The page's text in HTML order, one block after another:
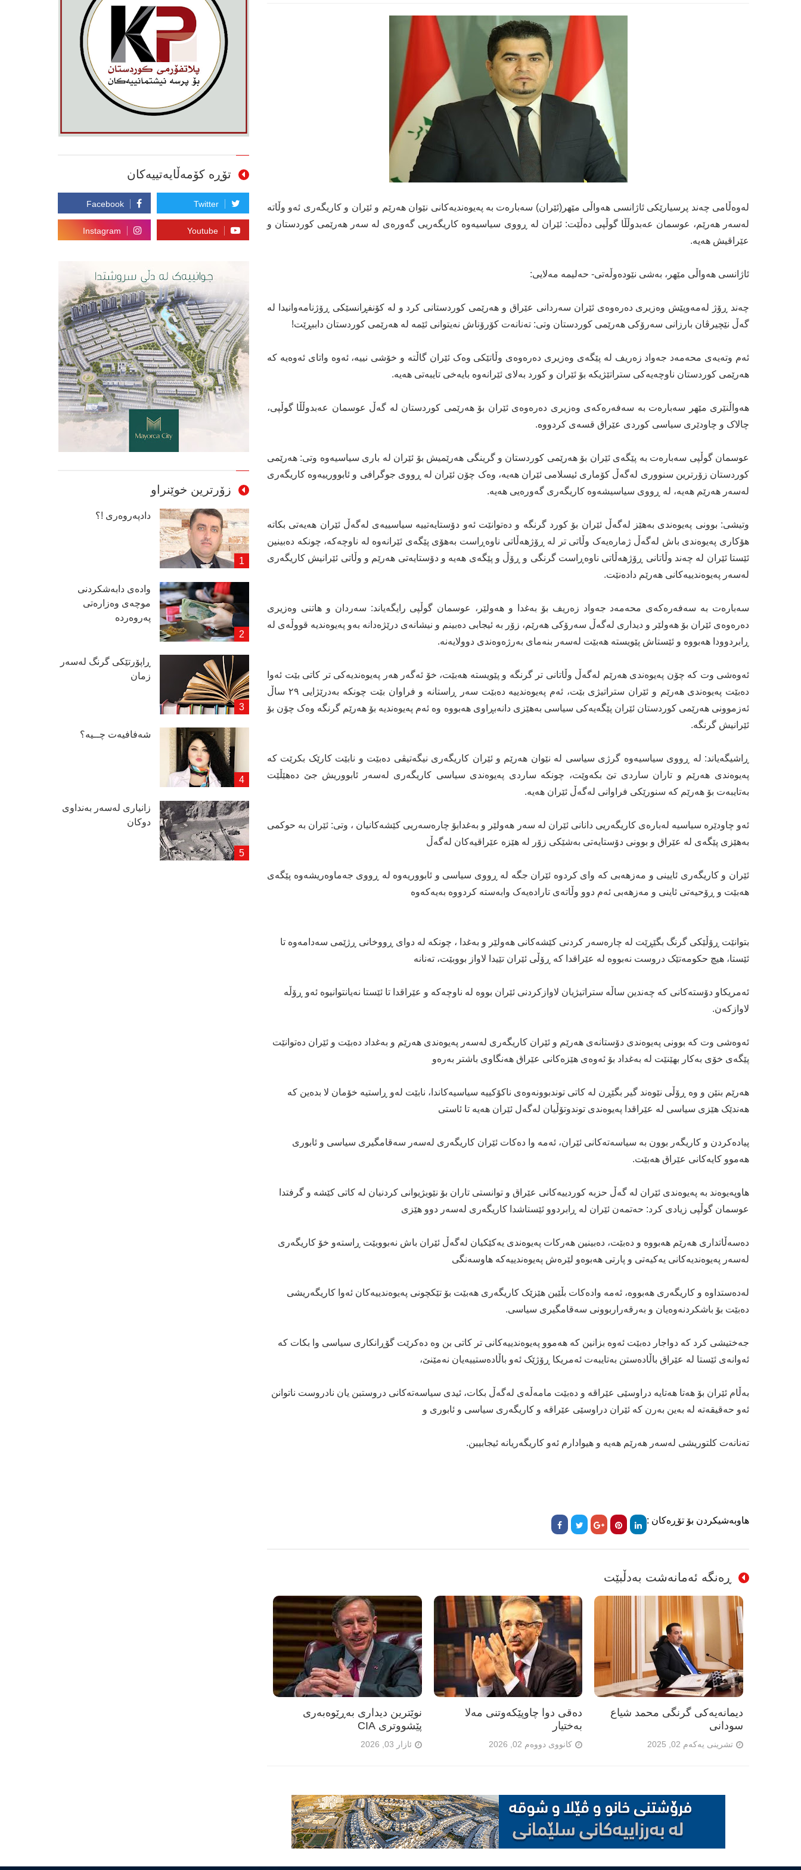
لەوەڵامی چەند پرسیارێكی ئاژانسی هەواڵی مێهر(ئێران) سەبارەت بە پەیوەندیەكانی نێوان هەرێم و ئێران و كاریگەری ئەو وڵاتە
لەسەر هەرێم، عوسمان عەبدوڵڵا گوڵپی دەڵێت: ئێران لە ڕووی سیاسیەوە کاریگەریی گەورەی لە سەر هەرێمی کوردستان و
عێراقیش هەیە.
ئاژانسی هەواڵی مێهر، بەشی نێودەوڵەتی- حەلیمە مەلایی:
چەند ڕۆژ لەمەوپێش وەزیری دەرەوەی ئێران سەردانی عێراق و هەرێمی کوردستانی کرد و لە کۆنفڕانسێکی ڕۆژنامەوانیدا لە
گەڵ نێچیرڤان بارزانی سەرۆکی هەرێمی کوردستان وتی: تەنانەت کۆرۆناش نەیتوانی ئێمە لە هەرێمی کوردستان داببڕێت!
ئەم وتەیەی محەمەد جەواد زەریف لە پێگەی وەزیری دەرەوەی وڵاتێکی وەک ئێران گاڵتە و خۆشی نییە، ئەوە واتای ئەوەیە کە
هەرێمی کوردستان ناوچەیەکی ستراتێژیکە بۆ ئێران و کورد بەلای ئێرانەوە بایەخی تایبەتی هەیە.
هەواڵنێری مێهر سەبارەت بە سەفەرەکەی وەزیری دەرەوەی ئێران بۆ هەرێمی کوردستان لە گەڵ عوسمان عەبدوڵڵا گوڵپی،
چالاک و چاودێری سیاسی کوردی عێراق قسەی کردووە.
عوسمان گوڵپی سەبارەت بە پێگەی ئێران بۆ هەرێمی کوردستان و گرینگی هەرێمیش بۆ ئێران لە باری سیاسیەوە وتی: هەرێمی
کوردستان زۆرترین سنووری لەگەڵ کۆماری ئیسلامی ئێران هەیە، وەک چۆن ئێران لە ڕووی جوگرافی و ئابوورییەوە کاریگەری
لەسەر هەرێم هەیە، لە ڕووی سیاسیشەوە کاریگەری گەورەیی هەیە.
وتیشی: بوونی پەیوەندی بەهێز لەگەڵ ئێران بۆ کورد گرنگە و دەتوانێت ئەو دۆستایەتییە سیاسییەی لەگەڵ ئێران هەیەتی بکاتە
هۆکاری پەیوەندی باش لەگەڵ ژمارەیەک وڵاتی تر لە ڕۆژهەڵاتی ناوەڕاست بەهۆی پێگەی ئێرانەوە لە ناوچەکە، چونکە دەبینین
ئێستا ئێران لە چەند وڵاتانی ڕۆژهەڵاتی ناوەڕاست گرنگی و ڕۆڵ و پێگەی هەیە و دۆستایەتی هەرێم و وڵاتی ئێرانیش کاریگەری
لەسەر پەیوەندییەکانی هەرێم دادەنێت.
سەبارەت بە سەفەرەکەی محەمەد جەواد زەریف بۆ بەغدا و هەولێر، عوسمان گوڵپی رایگەیاند: سەردان و هاتنی وەزیری
دەرەوەی ئێران بۆ هەولێر و دیداری لەگەڵ سەرۆکی هەرێم، زۆر بە ئیجابی دەبینم و نیشانەی درێژەدانە بەو پەیوەندیە قووڵەی لە
ڕابردوودا هەبووە و ئێستاش پێویستە هەبێت لەسەر بنەمای بەرژەوەندی دوولایەنە.
ئەوەشی وت کە چۆن پەیوەندی هەرێم لەگەڵ وڵاتانی تر گرنگە و پێویستە هەبێت، خۆ ئەگەر هەر پەیوەندیەکی تر کاتی بێت ئەوا
دەبێت پەیوەندی هەرێم و ئێران ستراتیژی بێت، ئەم پەیوەندییە دەبێت سەر ڕاستانە و فراوان بێت چونکە بەدرێژایی ٢٩ ساڵ
ئەزموونی هەرێمی کوردستان ئێران پێگەیەکی سیاسی بەهێزی دانەبڕاوی هەبووە وە ئەم پەیوەندیە بۆ هەرێم گرنگە وەک چۆن بۆ
ئێرانیش گرنگە.
ڕاشیگەیاند: لە ڕووی سیاسیەوە گرژی سیاسی لە نێوان هەرێم و ئێران کاریگەری نیگەتیڤی دەبێت و نابێت کارێک بکرێت کە
پەیوەندی هەرێم و تاران ساردی تێ بکەوێت، چونکە ساردی پەیوەندی سیاسی کاریگەری لەسەر ئابووریش جێ دەهێڵێت
بەتایبەت بۆ هەرێم کە سنورێکی فراوانی لەگەڵ ئێران هەیە.
ئەو چاودێرە سیاسیە لەبارەی کاریگەریی دانانی ئێران لە سەر هەولێر و بەغدابۆ چارەسەریی کێشەکانیان ، وتی: ئێران بە حوکمی
بەهێزی پێگەی لە عێراق و بوونی دۆستایەتی بەشێکی زۆر لە هێزە عێراقیەکان لەگەڵ
ئێران و کاریگەری ئایینی و مەزهەبی کە وای کردوە ئێران جگە لە ڕووی سیاسی و ئابووریەوە لە ڕووی جەماوەریشەوە پێگەی
هەبێت و ڕۆحیەتی ئاینی و مەزهەبی ئەم دوو وڵاتەی تارادەیەک وابەستە کردووە بەیەکەوە
بتوانێت ڕۆڵێکی گرنگ بگێڕێت لە چارەسەر کردنی کێشەکانی هەولێر و بەغدا ، چونکە لە دوای ڕووخانی ڕژێمی سەدامەوە تا
ئێستا، هیچ حکومەتێک دروست نەبووە لە عێراقدا کە ڕۆڵی ئێران تێیدا لاواز بووبێت، تەنانە
ئەمریکاو دۆستەکانی کە چەندین ساڵە ستراتیژیان لاوازکردنی ئێران بووە لە ناوچەکە و عێراقدا تا ئێستا نەیانتوانیوە ئەو ڕۆڵە
لاوازکەن.
ئەوەشی وت کە بوونی پەیوەندی دۆستانەی هەرێم و ئێران کاریگەری لەسەر پەیوەندی هەرێم و بەغداد دەبێت و ئێران دەتوانێت
پێگەی خۆی بەکار بهێنێت لە بەغداد بۆ ئەوەی هێزەکانی عێراق هەنگاوی باشتر بەرەو
هەرێم بنێن و وە ڕۆڵی نێوەند گیر بگێڕن لە کاتی توندبوونەوەی ناکۆکییە سیاسیەکاندا، نابێت لەو ڕاستیە خۆمان لا بدەین کە
هەندێک هێزی سیاسی لە عێراقدا پەیوەندی توندوتۆڵیان لەگەل ئێران هەیە تا ئاستی
پیادەکردن و کاریگەر بوون بە سیاسەتەکانی ئێران، ئەمە وا دەکات ئێران کاریگەری لەسەر سەقامگیری سیاسی و ئابوری
هەموو کایەکانی عێراق هەبێت.
هاوپەیوەند بە پەیوەندی ئێران لە گەڵ حزبە کوردییەکانی عێراق و توانستی تاران بۆ نێوبژیوانی کردنیان لە کاتی کێشە و گرفتدا
عوسمان گوڵپی زیادی کرد: حەتمەن ئێران لە ڕابردوو ئێستاشدا کاریگەری لەسەر دوو هێزی
دەسەڵاتداری هەرێم هەبووە و دەبێت، دەبینین هەرکات پەیوەندی یەکێکیان لەگەڵ ئێران باش نەبووبێت ڕاستەو خۆ کاریگەری
لەسەر پەیوەندیەکانی یەکیەتی و پارتی هەبوەو لێرەش پەیوەندییەکە هاوسەنگی
لەدەستداوە و کاریگەری هەبووە، ئەمە وادەکات بڵێین هێزێک کاریگەری هەبێت بۆ تێکچونی پەیوەندییەکان ئەوا کاریگەریشی
دەبێت بۆ باشکردنەوەیان و بەرقەراربوونی سەقامگیری سیاسی.
جەختیشی کرد کە دواجار دەبێت ئەوە بزانین کە هەموو پەیوەندییەکانی تر کاتی بن وە دەکرێت گۆڕانکاری سیاسی وا بکات کە
ئەوانەی ئێستا لە عێراق باڵادەستن بەتایبەت ئەمریکا ڕۆژێک ئەو باڵادەستییەیان نەمێنێ،
بەڵام ئێران بۆ هەتا هەتایە دراوسێی عێراقە و دەبێت مامەڵەی لەگەڵ بکات، ئیدی سیاسەتەکانی دروستبن یان نادروست ناتوانن
ئەو حەقیقەتە لە بەین بەرن کە ئێران دراوسێی عێراقە و کاریگەری سیاسی و ئابوری و
تەنانەت کلتوریشی لەسەر هەرێم هەیە و هیوادارم ئەو کاریگەریانە ئیجابیبن.
هاوبەشیکردن بۆ تۆڕەکان :
ڕەنگە ئەمانەشت بەدڵبێت
نوێترین دیداری بەڕێوەبەری
پێشووتری CIA
ئازار 03, 2026
دەقی دوا چاوپێکەوتنی مەلا
بەختیار
کانووی دووەم 02, 2026
دیمانەیەکی گرنگی محمد شیاع
سودانی
تشرینی یەکەم 02, 2025
تۆڕە کۆمەڵایەتییەکان
زۆرترین خوێنراو
دادپەروەری !؟
وادەی دابەشكردنی
موچەی وەزارەتی
پەروەردە
ڕاپۆرتێكی گرنگ لەسەر
زمان
شەفافیەت چــیە؟
زانیاری لەسەر بەنداوی
دوكان